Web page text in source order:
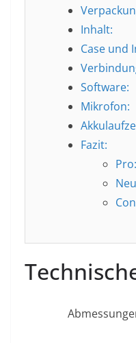
Inhalt:
Case und
Software:
Mikrofon:
Fazit:
Pro: